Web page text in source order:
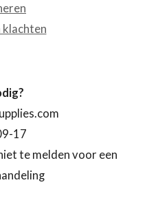
klachten
17
te melden voor een